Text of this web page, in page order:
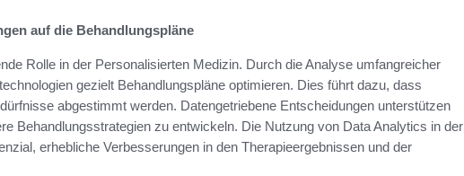
auf die Behandlungspläne
Rolle in der Personalisierten Medizin. Durch die Analyse umfangreicher
gezielt Behandlungspläne optimieren. Dies führt dazu, dass
abgestimmt werden. Datengetriebene Entscheidungen unterstützen
Behandlungsstrategien zu entwickeln. Die Nutzung von Data Analytics in der
erhebliche Verbesserungen in den Therapieergebnissen und der